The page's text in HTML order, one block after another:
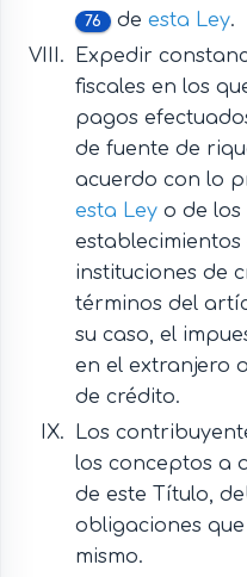
76 de esta Ley.
Expedir
fiscales en los
pagos
de fuente de
acuerdo con lo
esta Leyo de los
instituciones de
términos del
su caso, el
en el extranjero
de crédito.
Los
los conceptos a
de este Título,
obligaciones
mismo.